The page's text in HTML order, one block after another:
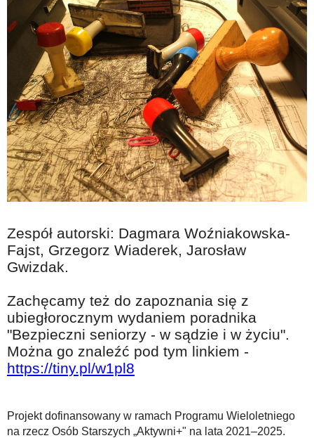
Zespół autorski: Dagmara Woźniakowska-
Fajst, Grzegorz Wiaderek, Jarosław
Gwizdak.
Zachęcamy też do zapoznania się z
ubiegłorocznym wydaniem poradnika
"Bezpieczni seniorzy - w sądzie i w życiu".
Można go znaleźć pod tym linkiem -
https://tiny.pl/w1pl8
Projekt dofinansowany w ramach Programu Wieloletniego
na rzecz Osób Starszych „Aktywni+" na lata 2021–2025.